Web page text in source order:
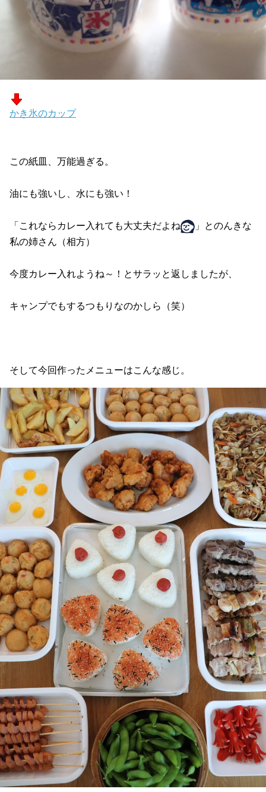
かき氷のカップ
この紙皿、万能過ぎる。
油にも強いし、水にも強い！
「これならカレー入れても大丈夫だよね
」とのんきな
私の姉さん（相方）
今度カレー入れようね～！とサラッと返しましたが、
キャンプでもするつもりなのかしら（笑）
そして今回作ったメニューはこんな感じ。